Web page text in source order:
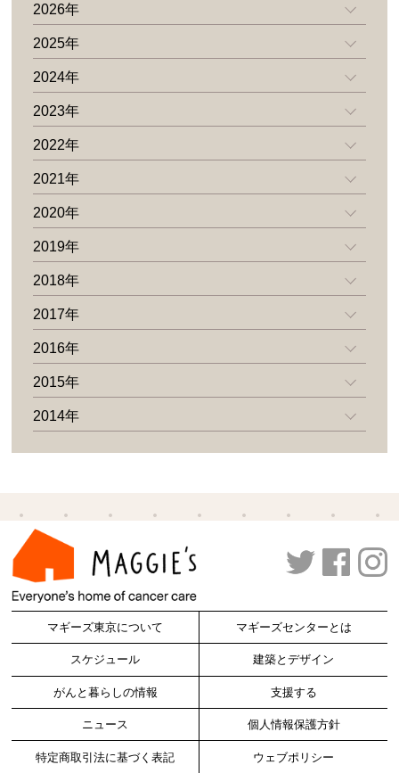
2026年
2025年
2024年
2023年
2022年
2021年
2020年
2019年
2018年
2017年
2016年
2015年
2014年
マギーズ東京について マギーズセンターとは
スケジュール 建築とデザイン
がんと暮らしの情報 支援する
ニュース 個人情報保護方針
特定商取引法に基づく表記 ウェブポリシー